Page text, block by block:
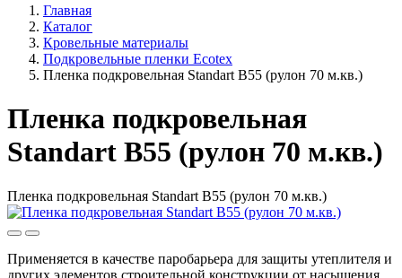
Главная
Каталог
Кровельные материалы
Подкровельные пленки Ecotex
Пленка подкровельная Standart B55 (рулон 70 м.кв.)
Пленка подкровельная
Standart B55 (рулон 70 м.кв.)
Пленка подкровельная Standart B55 (рулон 70 м.кв.)
Применяется в качестве паробарьера для защиты утеплителя и
других элементов строительной конструкции от насыщения